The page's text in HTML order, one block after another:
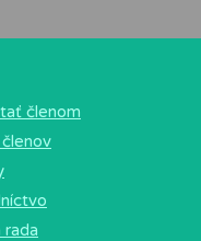
členom
rada